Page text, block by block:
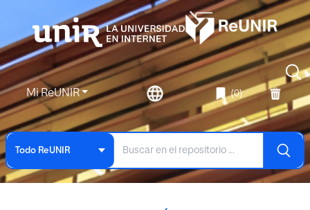
Mi ReUNIR (0)
Todo ReUNIR